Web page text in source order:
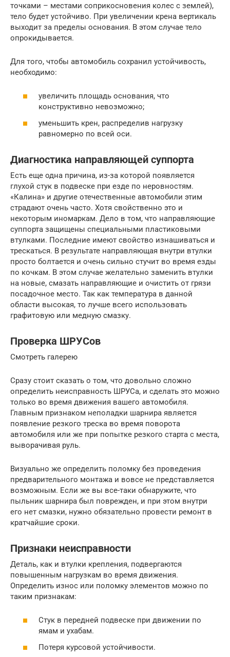
точками – местами соприкосновения колес с землей),
тело будет устойчиво. При увеличении крена вертикаль
выходит за пределы основания. В этом случае тело
опрокидывается.
Для того, чтобы автомобиль сохранил устойчивость,
необходимо:
увеличить площадь основания, что
конструктивно невозможно;
уменьшить крен, распределив нагрузку
равномерно по всей оси.
Диагностика направляющей суппорта
Есть еще одна причина, из-за которой появляется
глухой стук в подвеске при езде по неровностям.
«Калина» и другие отечественные автомобили этим
страдают очень часто. Хотя свойственно это и
некоторым иномаркам. Дело в том, что направляющие
суппорта защищены специальными пластиковыми
втулками. Последние имеют свойство изнашиваться и
трескаться. В результате направляющая внутри втулки
просто болтается и очень сильно стучит во время езды
по кочкам. В этом случае желательно заменить втулки
на новые, смазать направляющие и очистить от грязи
посадочное место. Так как температура в данной
области высокая, то лучше всего использовать
графитовую или медную смазку.
Проверка ШРУСов
Смотреть галерею
Сразу стоит сказать о том, что довольно сложно
определить неисправность ШРУСа, и сделать это можно
только во время движения вашего автомобиля.
Главным признаком неполадки шарнира является
появление резкого треска во время поворота
автомобиля или же при попытке резкого старта с места,
выворачивая руль.
Визуально же определить поломку без проведения
предварительного монтажа и вовсе не представляется
возможным. Если же вы все-таки обнаружите, что
пыльник шарнира был поврежден, и при этом внутри
его нет смазки, нужно обязательно провести ремонт в
кратчайшие сроки.
Признаки неисправности
Деталь, как и втулки крепления, подвергаются
повышенным нагрузкам во время движения.
Определить износ или поломку элементов можно по
таким признакам:
Стук в передней подвеске при движении по
ямам и ухабам.
Потеря курсовой устойчивости.